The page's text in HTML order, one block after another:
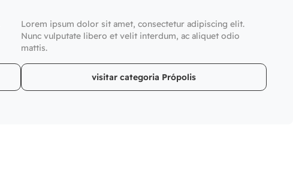
Lorem ipsum dolor sit amet, consectetur adipiscing elit.
Nunc vulputate libero et velit interdum, ac aliquet odio
mattis.
visitar categoria Própolis